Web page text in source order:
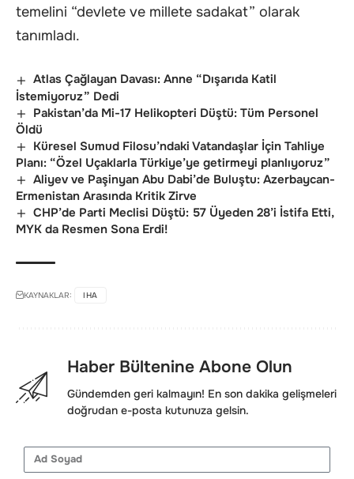
temelini “devlete ve millete sadakat” olarak
tanımladı.
Atlas Çağlayan Davası: Anne “Dışarıda Katil
İstemiyoruz” Dedi
Pakistan’da Mi-17 Helikopteri Düştü: Tüm Personel
Öldü
Küresel Sumud Filosu’ndaki Vatandaşlar İçin Tahliye
Planı: “Özel Uçaklarla Türkiye’ye getirmeyi planlıyoruz”
Aliyev ve Paşinyan Abu Dabi’de Buluştu: Azerbaycan-
Ermenistan Arasında Kritik Zirve
CHP’de Parti Meclisi Düştü: 57 Üyeden 28’i İstifa Etti,
MYK da Resmen Sona Erdi!
KAYNAKLAR: IHA
Haber Bültenine Abone Olun
Gündemden geri kalmayın! En son dakika gelişmeleri
doğrudan e-posta kutunuza gelsin.